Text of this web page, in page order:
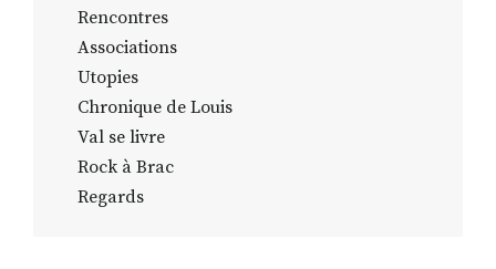
Rencontres
Associations
Utopies
Chronique de Louis
Val se livre
Rock à Brac
Regards